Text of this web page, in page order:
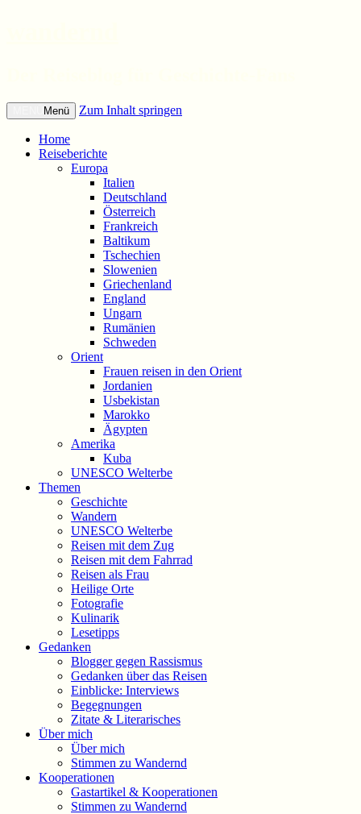
Menü Zum Inhalt springen
Home
Reiseberichte
Europa
Italien
Deutschland
Österreich
Frankreich
Baltikum
Tschechien
Slowenien
Griechenland
England
Ungarn
Rumänien
Schweden
Orient
Frauen reisen in den Orient
Jordanien
Usbekistan
Marokko
Ägypten
Amerika
Kuba
UNESCO Welterbe
Themen
Geschichte
Wandern
UNESCO Welterbe
Reisen mit dem Zug
Reisen mit dem Fahrrad
Reisen als Frau
Heilige Orte
Fotografie
Kulinarik
Lesetipps
Gedanken
Blogger gegen Rassismus
Gedanken über das Reisen
Einblicke: Interviews
Begegnungen
Zitate & Literarisches
Über mich
Über mich
Stimmen zu Wandernd
Kooperationen
Gastartikel & Kooperationen
Stimmen zu Wandernd